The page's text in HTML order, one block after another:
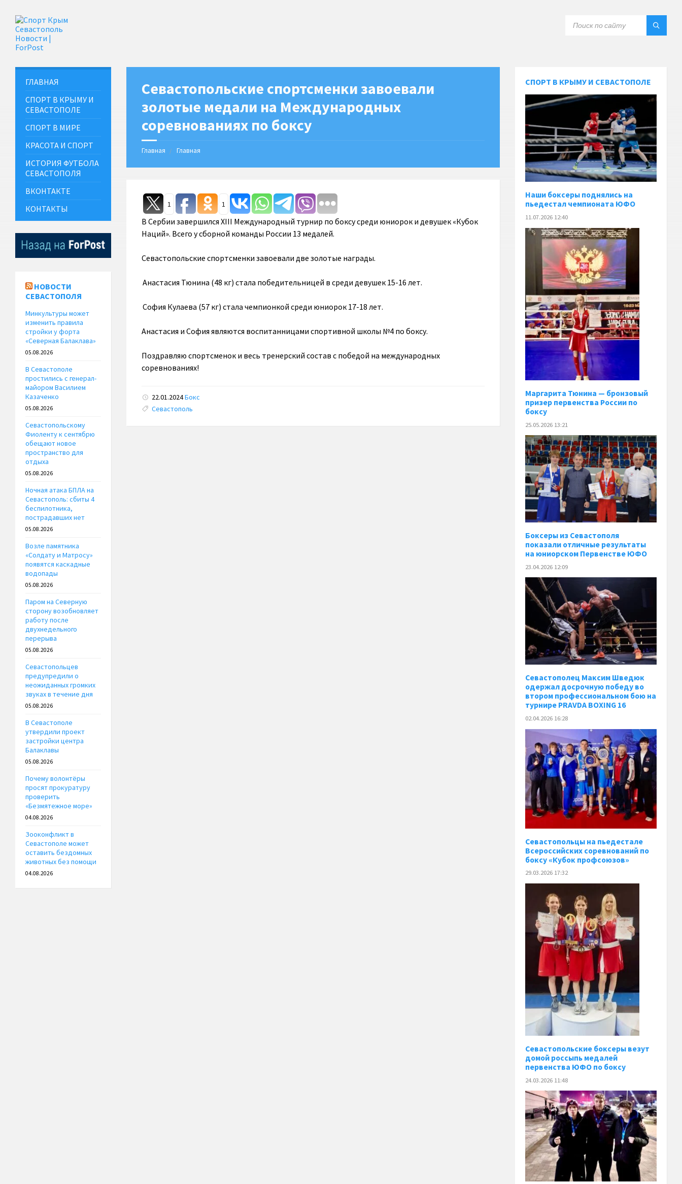
Севастопольские спортсменки завоевали
золотые медали на Международных
соревнованиях по боксу
Главная Главная
1 1
В Сербии завершился XIII Международный турнир по боксу среди юниорок и девушек «Кубок
Наций». Всего у сборной команды России 13 медалей.
Севастопольские спортсменки завоевали две золотые награды.
Анастасия Тюнина (48 кг) стала победительницей в среди девушек 15-16 лет.
София Кулаева (57 кг) стала чемпионкой среди юниорок 17-18 лет.
Анастасия и София являются воспитанницами спортивной школы №4 по боксу.
Поздравляю спортсменок и весь тренерский состав с победой на международных
соревнованиях!
22.01.2024Бокс
Tags:
Севастополь
ГЛАВНАЯ
СПОРТ В КРЫМУ И
СЕВАСТОПОЛЕ
СПОРТ В МИРЕ
КРАСОТА И СПОРТ
ИСТОРИЯ ФУТБОЛА
СЕВАСТОПОЛЯ
ВКОНТАКТЕ
КОНТАКТЫ
НОВОСТИ
СЕВАСТОПОЛЯ
Минкультуры может
изменить правила
стройки у форта
«Северная Балаклава»
05.08.2026
В Севастополе
простились с генерал-
майором Василием
Казаченко
05.08.2026
Севастопольскому
Фиоленту к сентябрю
обещают новое
пространство для
отдыха
05.08.2026
Ночная атака БПЛА на
Севастополь: сбиты 4
беспилотника,
пострадавших нет
05.08.2026
Возле памятника
«Солдату и Матросу»
появятся каскадные
водопады
05.08.2026
Паром на Северную
сторону возобновляет
работу после
двухнедельного
перерыва
05.08.2026
Севастопольцев
предупредили о
неожиданных громких
звуках в течение дня
05.08.2026
В Севастополе
утвердили проект
застройки центра
Балаклавы
05.08.2026
Почему волонтёры
просят прокуратуру
проверить
«Безмятежное море»
04.08.2026
Зооконфликт в
Севастополе может
оставить бездомных
животных без помощи
04.08.2026
СПОРТ В КРЫМУ И СЕВАСТОПОЛЕ
Наши боксеры поднялись на
пьедестал чемпионата ЮФО
11.07.2026 12:40
Маргарита Тюнина — бронзовый
призер первенства России по
боксу
25.05.2026 13:21
Боксеры из Севастополя
показали отличные результаты
на юниорском Первенстве ЮФО
23.04.2026 12:09
Севастополец Максим Шведюк
одержал досрочную победу во
втором профессиональном бою на
турнире PRAVDA BOXING 16
02.04.2026 16:28
Севастопольцы на пьедестале
Всероссийских соревнований по
боксу «Кубок профсоюзов»
29.03.2026 17:32
Севастопольские боксеры везут
домой россыпь медалей
первенства ЮФО по боксу
24.03.2026 11:48